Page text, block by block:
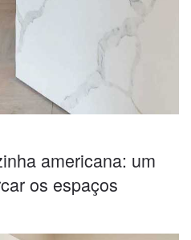
americana: um
os espaços